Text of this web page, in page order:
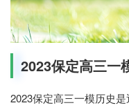
2023保定高三一
2023保定高三一模历史